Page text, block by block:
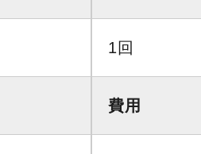
1回
費用